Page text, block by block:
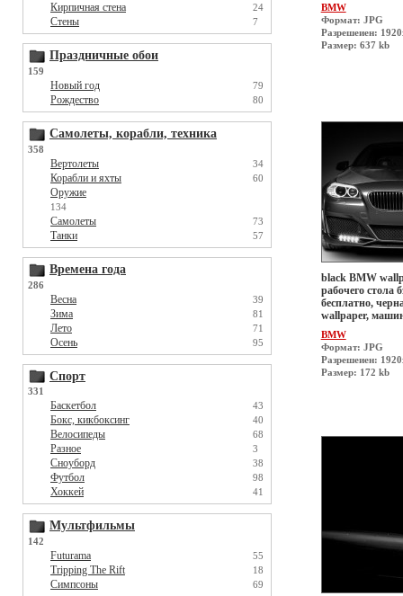
Кирпичная стена 24
Стены 7
Праздничные обои
159
Новый год 79
Рождество 80
Самолеты, корабли, техника
358
Вертолеты 34
Корабли и яхты 60
Оружие
134
Самолеты 73
Танки 57
Времена года
286
Весна 39
Зима 81
Лето 71
Осень 95
Спорт
331
Баскетбол 43
Бокс, кикбоксинг 40
Велосипеды 68
Разное 3
Сноуборд 38
Футбол 98
Хоккей 41
Мультфильмы
142
Futurama 55
Tripping The Rift 18
Симпсоны 69
BMW
Формат: JPG
Разрешеиен:
Размер: 637 kb
black BMW
рабочего стола
бесплатно,
wallpaper,
BMW
Формат: JPG
Разрешеиен:
Размер: 172 kb